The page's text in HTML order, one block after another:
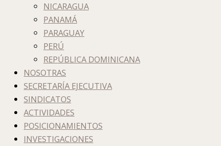
NICARAGUA
PANAMÁ
PARAGUAY
PERÚ
REPÚBLICA DOMINICANA
NOSOTRAS
SECRETARÍA EJECUTIVA
SINDICATOS
ACTIVIDADES
POSICIONAMIENTOS
INVESTIGACIONES